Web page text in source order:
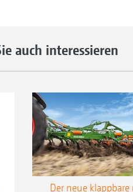
auch interessieren
Der neue klappbare